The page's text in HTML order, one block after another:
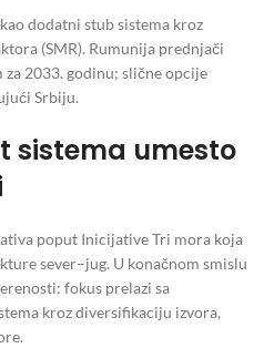
dodatni stub sistema kroz
(SMR). Rumunija prednjači
2033. godinu; slične opcije
Srbiju.
sistema umesto
poput Inicijative Tri mora koja
sever–jug. U konačnom smislu
fokus prelazi sa
kroz diversifikaciju izvora,